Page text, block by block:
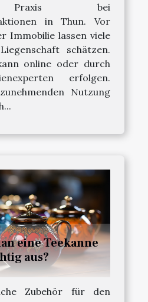
Praxis bei
in Thun. Vor
Immobilie lassen viele
schätzen.
online oder durch
erfolgen.
Nutzung
eine Teekanne
aus?
Zubehör für den